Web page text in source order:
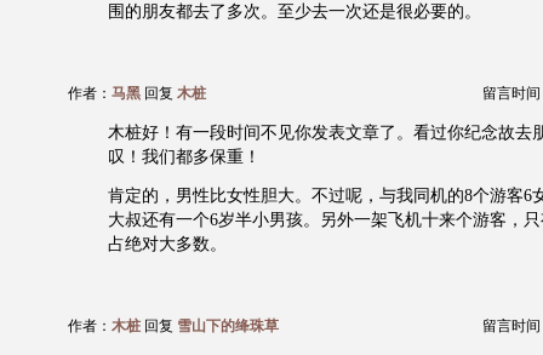
围的朋友都去了多次。至少去一次还是很必要的。
作者： 马黑 回复 木桩 留言时间
木桩好！有一段时间不见你发表文章了。看过你纪念故去
叹！我们都多保重！
肯定的，男性比女性胆大。不过呢，与我同机的8个游客6
大叔还有一个6岁半小男孩。另外一架飞机十来个游客，
占绝对大多数。
作者： 木桩 回复 雪山下的绛珠草 留言时间